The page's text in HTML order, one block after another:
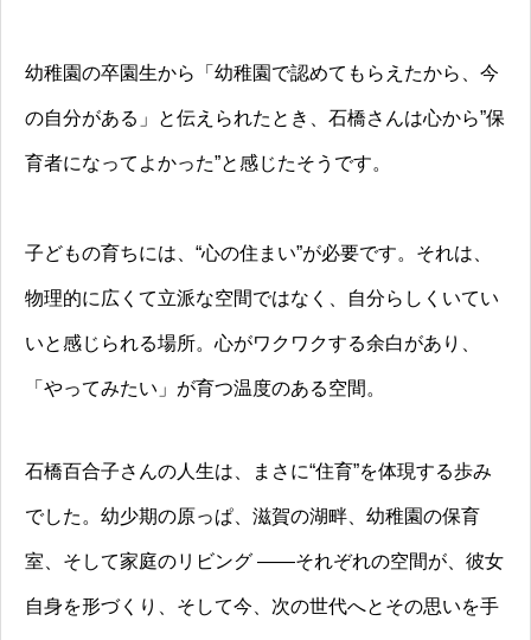
幼稚園の卒園生から「幼稚園で認めてもらえたから、今
の自分がある」と伝えられたとき、石橋さんは心から”保
育者になってよかった”と感じたそうです。
子どもの育ちには、“心の住まい”が必要です。それは、
物理的に広くて立派な空間ではなく、自分らしくいてい
いと感じられる場所。心がワクワクする余白があり、
「やってみたい」が育つ温度のある空間。
石橋百合子さんの人生は、まさに“住育”を体現する歩み
でした。幼少期の原っぱ、滋賀の湖畔、幼稚園の保育
室、そして家庭のリビング ――それぞれの空間が、彼女
自身を形づくり、そして今、次の世代へとその思いを手